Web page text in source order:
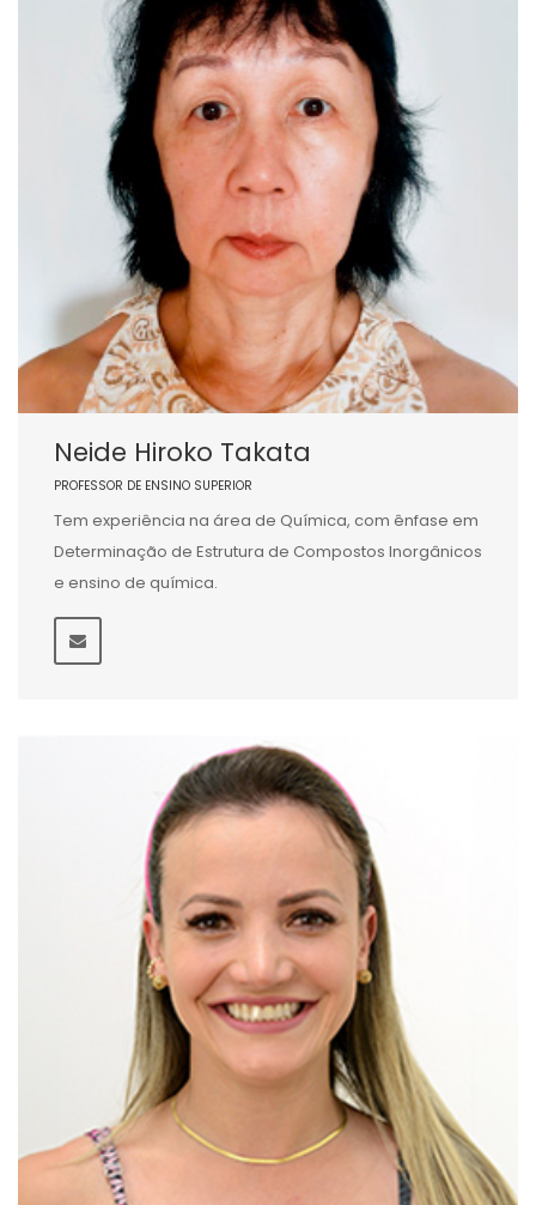
Neide Hiroko Takata
PROFESSOR DE ENSINO SUPERIOR
Tem experiência na área de Química, com ênfase em
Determinação de Estrutura de Compostos Inorgânicos
e ensino de química.